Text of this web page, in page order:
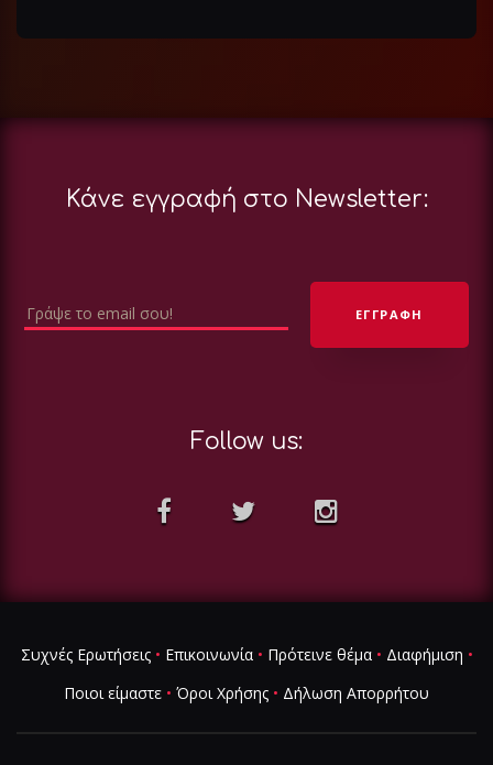
Κάνε εγγραφή στο Newsletter:
Follow us:
Συχνές Ερωτήσεις• Επικοινωνία• Πρότεινε θέμα• Διαφήμιση •
Ποιοι είμαστε • Όροι Χρήσης • Δήλωση Απορρήτου